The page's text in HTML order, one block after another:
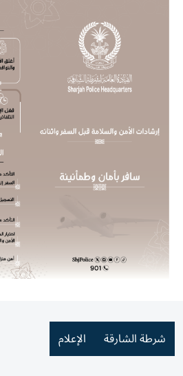
شرطة الشارقة الإعلام